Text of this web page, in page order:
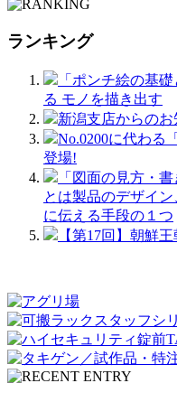
ランキング
「ポンチ絵の基
る モノを描き出す
新潟支店からのお
No.0200に代わる
登場!
「図面の見方・
とは製品のデザイ
に伝える手段の１つ
【第17回】朝鮮